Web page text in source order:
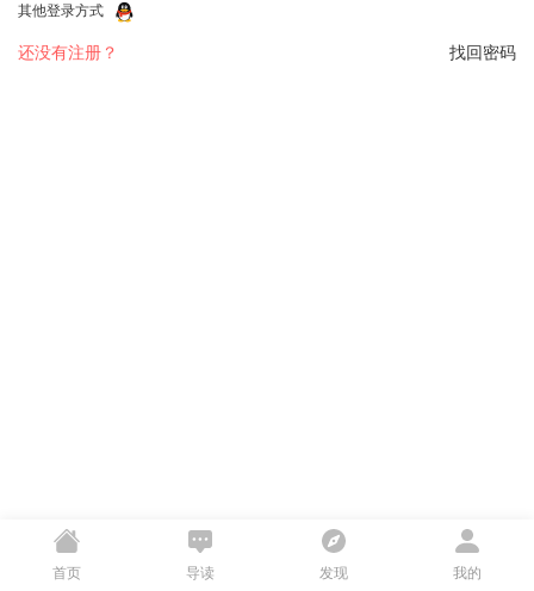
其他登录方式
找回密码
还没有注册？
首页 导读 发现 我的